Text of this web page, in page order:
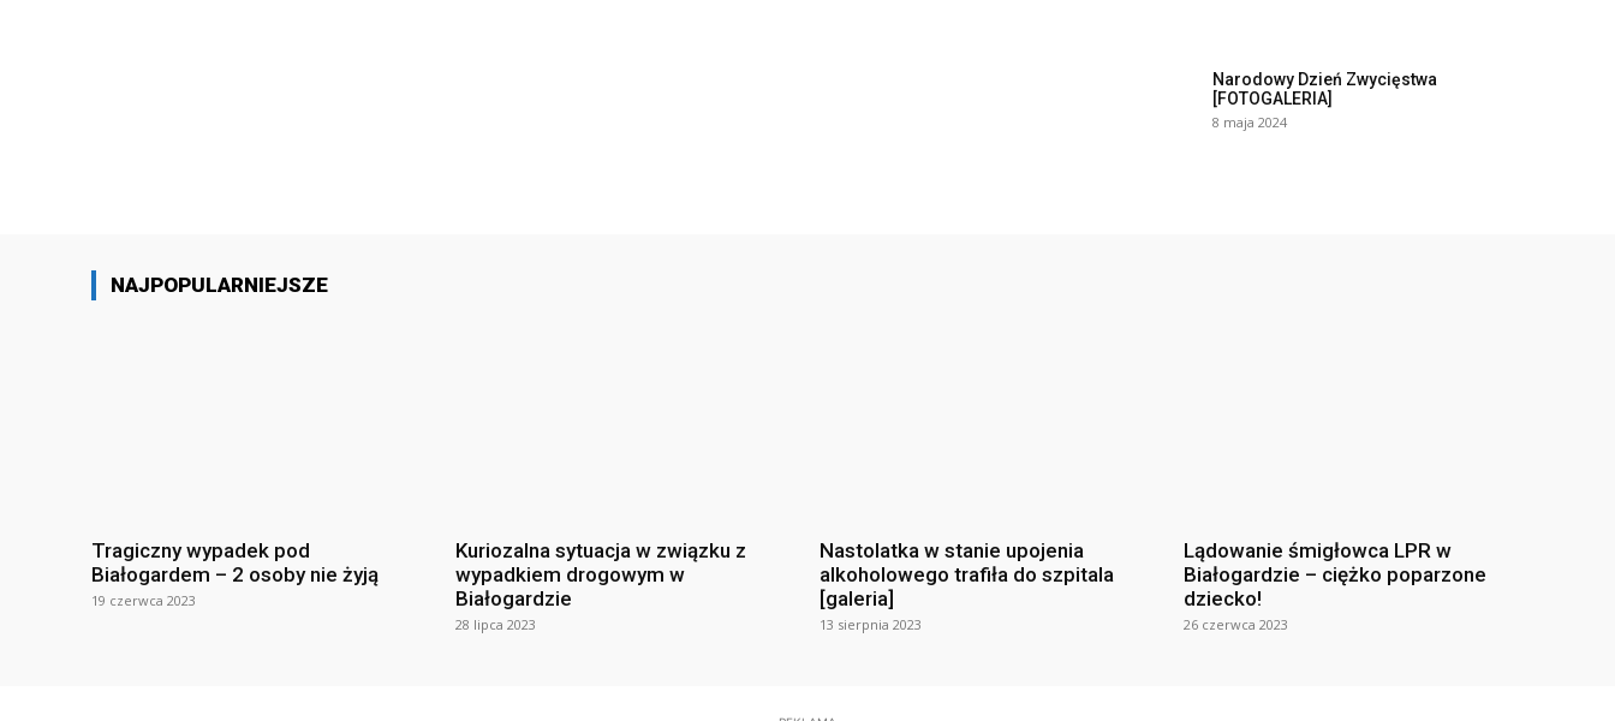
Narodowy Dzień Zwycięstwa
[FOTOGALERIA]
8 maja 2024
NAJPOPULARNIEJSZE
Tragiczny wypadek pod
Białogardem – 2 osoby nie żyją
19 czerwca 2023
Kuriozalna sytuacja w związku z
wypadkiem drogowym w
Białogardzie
28 lipca 2023
Nastolatka w stanie upojenia
alkoholowego trafiła do szpitala
[galeria]
13 sierpnia 2023
Lądowanie śmigłowca LPR w
Białogardzie – ciężko poparzone
dziecko!
26 czerwca 2023